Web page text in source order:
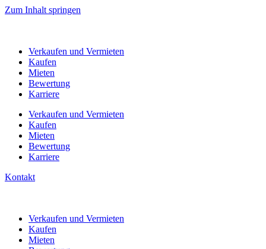
Zum Inhalt springen
Verkaufen und Vermieten
Kaufen
Mieten
Bewertung
Karriere
Verkaufen und Vermieten
Kaufen
Mieten
Bewertung
Karriere
Kontakt
Verkaufen und Vermieten
Kaufen
Mieten